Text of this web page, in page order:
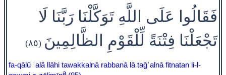
فَقَالُوا عَلَى اللَّهِ تَوَكَّلْنَا رَبَّنَا لَا
تَجْعَلْنَا فِتْنَةً لِّلْقَوْمِ الظَّالِمِينَ (٨٥)
fa-qālū ʿală llāhi tawakkalnā rabbanā lā taǧʿalnā fitnatan li-l-
a